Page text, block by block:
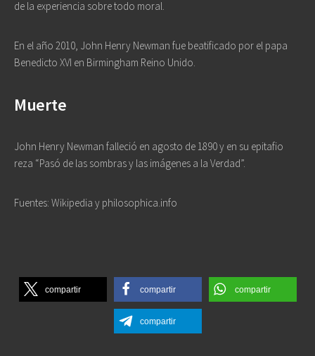
de la experiencia sobre todo moral.
En el año 2010, John Henry Newman fue beatificado por el papa
Benedicto XVI en Birmingham Reino Unido.
Muerte
John Henry Newman falleció en agosto de 1890 y en su epitafio
reza “Pasó de las sombras y las imágenes a la Verdad”.
Fuentes: Wikipedia y philosophica.info
compartir compartir compartir
compartir